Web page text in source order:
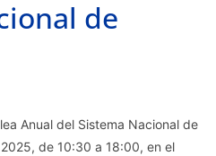
de
Anual del Sistema Nacional de
de 10:30 a 18:00, en el